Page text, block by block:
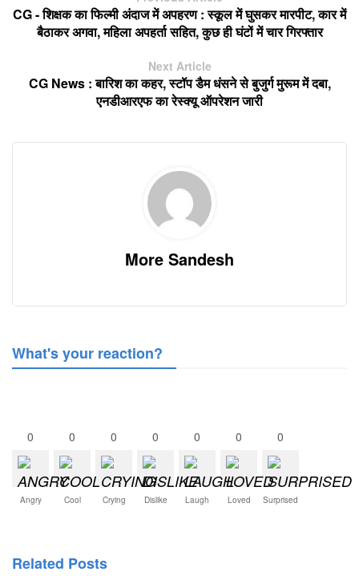
CG - शिक्षक का फिल्मी अंदाज में अपहरण : स्कूल में घुसकर मारपीट, कार में
बैठाकर अगवा, महिला अपहर्ता सहित, कुछ ही घंटों में चार गिरफ्तार
Next Article
CG News : बारिश का कहर, स्टॉप डैम धंसने से बुजुर्ग मुरूम में दबा,
एनडीआरएफ का रेस्क्यू ऑपरेशन जारी
More Sandesh
What's your reaction?
0
Angry
0
Cool
0
Crying
0
Dislike
0
Laugh
0
Loved
0
Surprised
Related Posts